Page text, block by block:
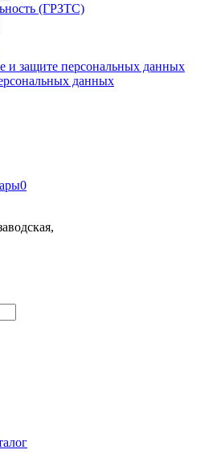
(ГРЗТС)
и защите персональных данных
данных
0